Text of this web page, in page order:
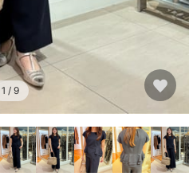
1 / 9